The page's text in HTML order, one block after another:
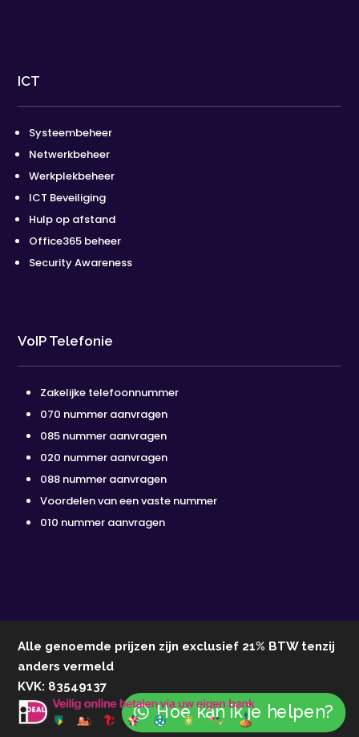
ICT
Systeembeheer
Netwerkbeheer
Werkplekbeheer
ICT Beveiliging
Hulp op afstand
Office365 beheer
Security Awareness
VoIP Telefonie
Zakelijke telefoonnummer
070 nummer aanvragen
085 nummer aanvragen
020 nummer aanvragen
088 nummer aanvragen
Voordelen van een vaste nummer
010 nummer aanvragen
Alle genoemde prijzen zijn exclusief 21% BTW tenzij
anders vermeld
Hoe kan ik je helpen?
KVK: 83549137